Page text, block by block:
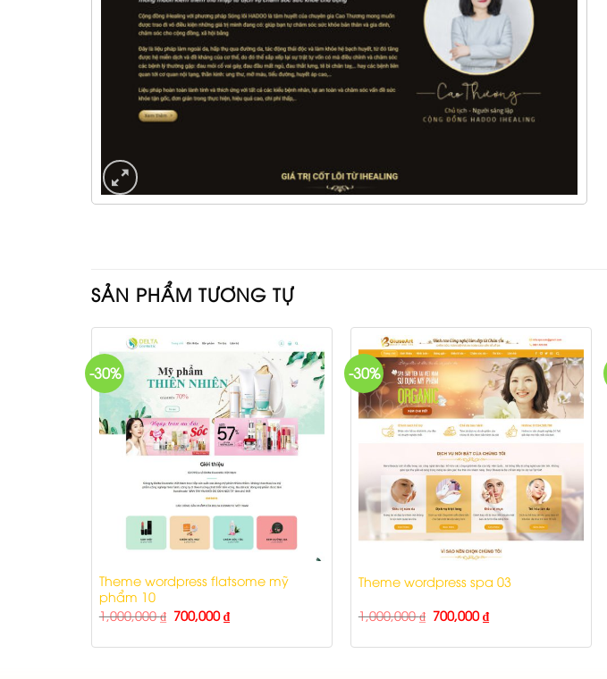
SẢN PHẨM TƯƠNG TỰ
-30%
Theme wordpress flatsome mỹ
phẩm 10
1,000,000₫ 700,000₫
-30%
Theme wordpress spa 03
1,000,000₫ 700,000₫